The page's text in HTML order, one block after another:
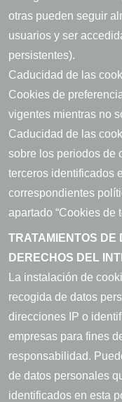
otras pueden seguir
usuarios y ser
persistentes).
Caducidad de las
Cookies de
vigentes mientras no
Caducidad de las
sobre los periodos de
terceros identificados
correspondientes
apartado “Cookies de
TRATAMIENTOS DE
DERECHOS DEL
La instalación de
recogida de datos
direcciones IP o
empresas para fines
responsabilidad.
de datos personales
identificados en esta